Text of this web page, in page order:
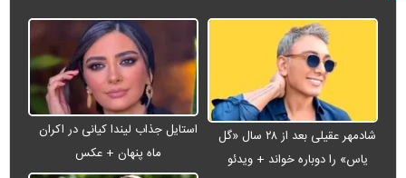
شادمهر عقیلی بعد از ۲۸ سال «گل
یاس» را دوباره خواند + ویدئو
استایل جذاب لیندا کیانی در اکران
ماه پنهان + عکس